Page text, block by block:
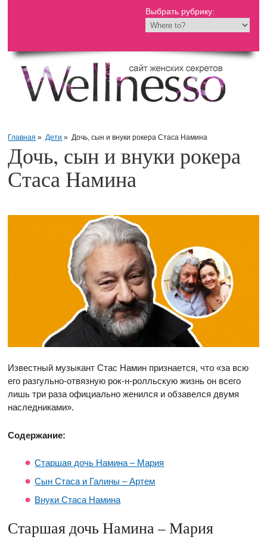
Выбрать рубрику:
Главная » Дети » Дочь, сын и внуки рокера Стаса Намина
Дочь, сын и внуки рокера
Стаса Намина
Известный музыкант Стас Намин признается, что «за всю
его разгульно-отвязную рок-н-ролльскую жизнь он всего
лишь три раза официально женился и обзавелся двумя
наследниками».
Содержание:
Старшая дочь Намина – Мария
Сын Стаса и Галины – Артем
Внуки Стаса Намина
Старшая дочь Намина – Мария